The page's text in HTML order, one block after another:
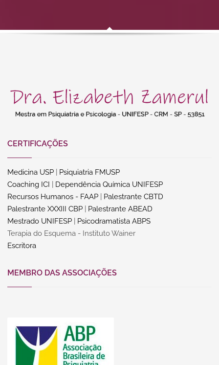
CERTIFICAÇÕES
Medicina USP
Psiquiatria FMUSP
Coaching ICI
Dependência Química UNIFESP
Recursos Humanos - FAAP
Palestrante CBTD
Palestrante XXXIII CBP
Palestrante ABEAD
Mestrado UNIFESP
Psicodramatista ABPS
Terapia do Esquema - Instituto Wainer
Escritora
MEMBRO DAS ASSOCIAÇÕES